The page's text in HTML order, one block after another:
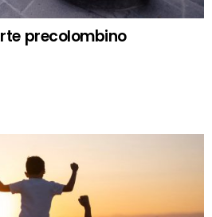
precolombino